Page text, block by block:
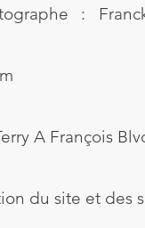
:
A François
du site et des